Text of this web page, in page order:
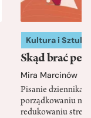
Kultura i Sztuka
Skąd brać
Mira Marcinów
Pisanie dziennika
porządkowaniu
redukowaniu